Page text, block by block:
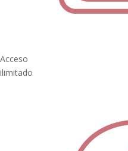
Acceso
ilimitado